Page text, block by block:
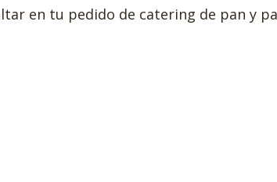
en tu pedido de catering de pan y